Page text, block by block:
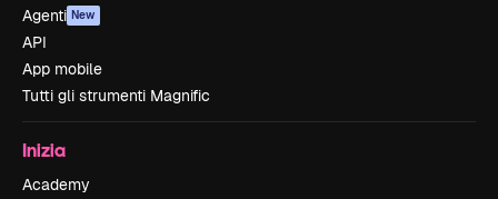
Agenti New
API
App mobile
Tutti gli strumenti Magnific
Inizia
Academy